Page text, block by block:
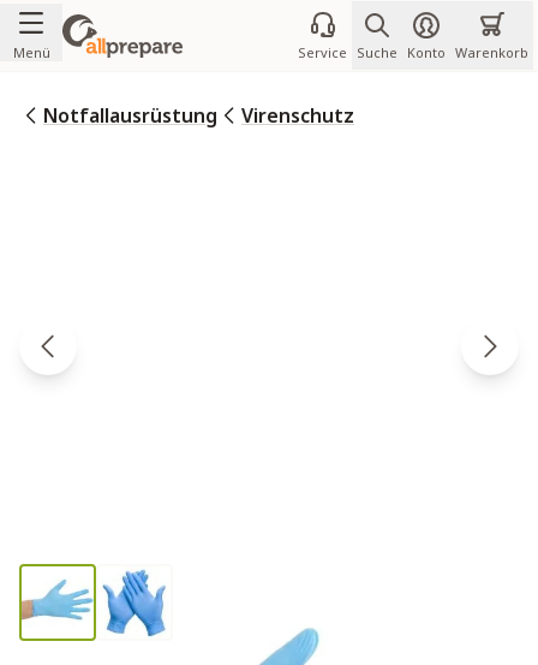
Zum Inhalt springen
Menü Service Suche Konto Warenkorb
Notfallausrüstung Virenschutz